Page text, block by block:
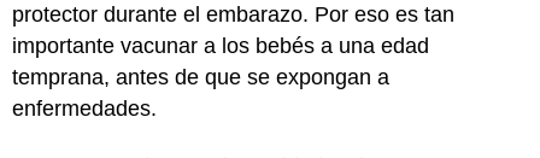
protector durante el embarazo. Por eso es tan
importante vacunar a los bebés a una edad
temprana, antes de que se expongan a
enfermedades.